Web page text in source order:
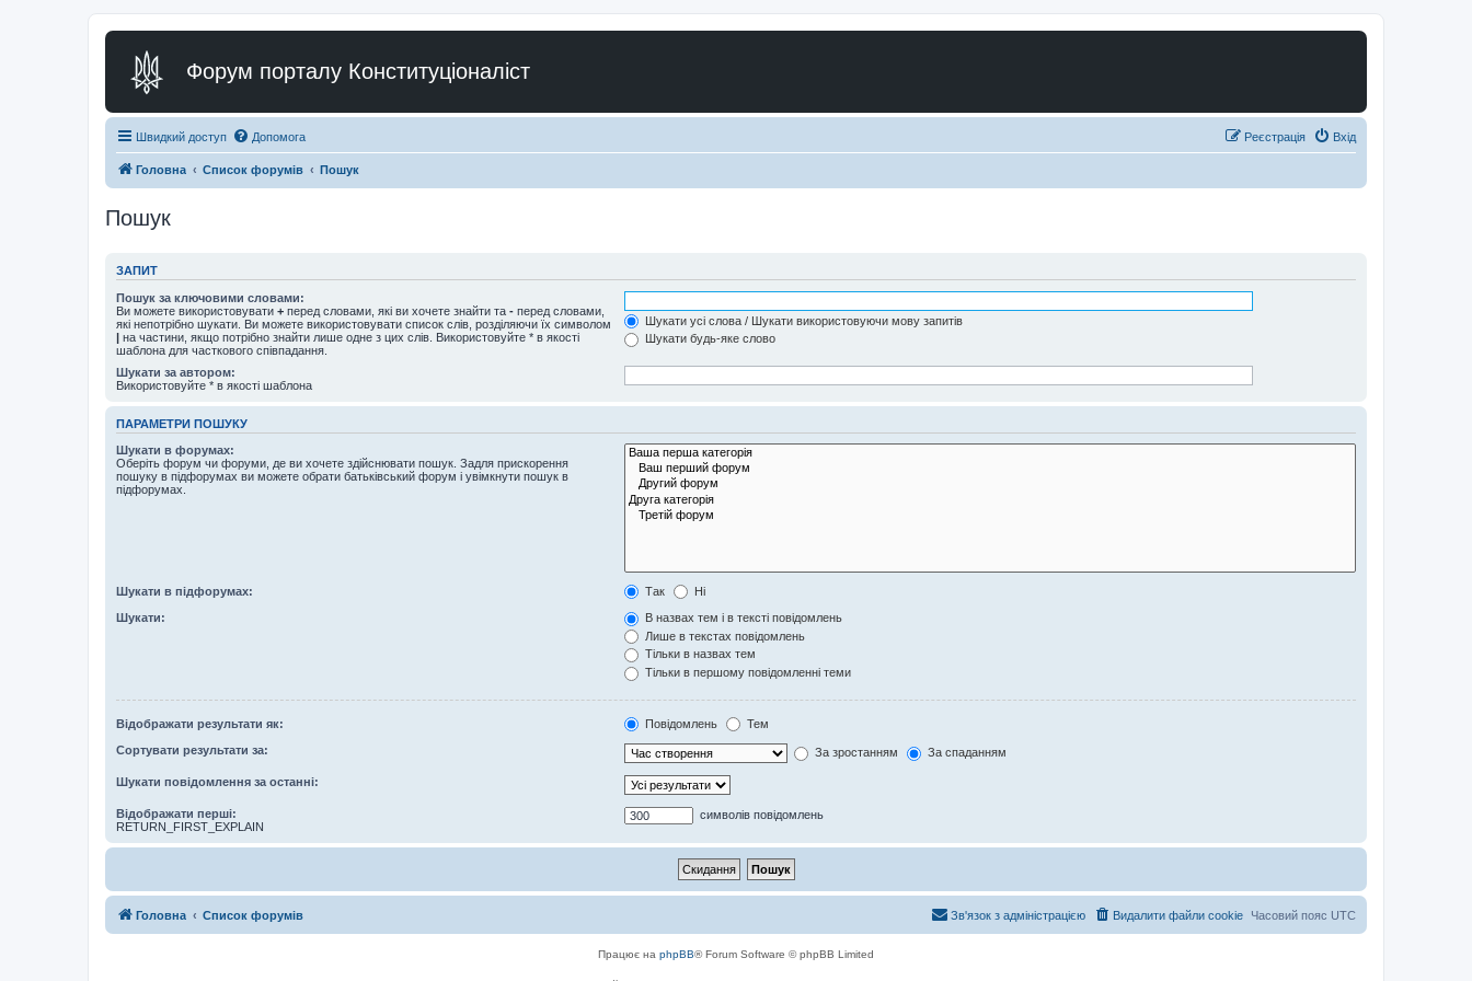
Форум порталу Конституціоналіст
Швидкий доступ Допомога Вхід
Реєстрація
Головна Список форумів Пошук
Пошук
ЗАПИТ
Пошук за ключовими словами:
Ви можете використовувати + перед словами, які ви хочете знайти та - перед словами,
які непотрібно шукати. Ви можете використовувати список слів, розділяючи їх символом
| на частини, якщо потрібно знайти лише одне з цих слів. Використовуйте * в якості
шаблона для часткового співпадання.
Шукати усі слова / Шукати використовуючи мову запитів
Шукати будь-яке слово
Шукати за автором:
Використовуйте * в якості шаблона
ПАРАМЕТРИ ПОШУКУ
Шукати в форумах:
Оберіть форум чи форуми, де ви хочете здійснювати пошук. Задля прискорення
пошуку в підфорумах ви можете обрати батьківський форум і увімкнути пошук в
підфорумах.
Шукати в підфорумах: Так Ні
Шукати:
В назвах тем і в тексті повідомлень
Лише в текстах повідомлень
Тільки в назвах тем
Тільки в першому повідомленні теми
Відображати результати як: Повідомлень Тем
Сортувати результати за: За зростанням За спаданням
Шукати повідомлення за останні:
Відображати перші:
RETURN_FIRST_EXPLAIN
символів повідомлень
Головна Список форумів Часовий пояс UTC
Видалити файли cookie
Зв'язок з адміністрацією
Працює на phpBB® Forum Software © phpBB Limited